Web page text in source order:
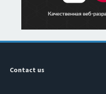
Contact us